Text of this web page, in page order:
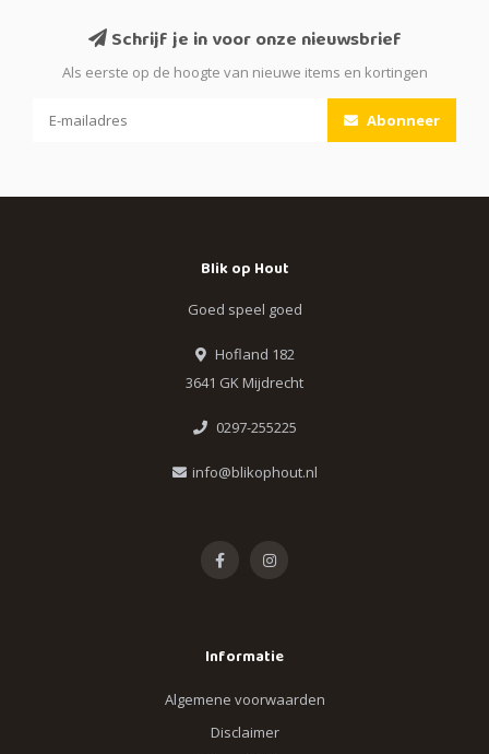
Schrijf je in voor onze nieuwsbrief
Als eerste op de hoogte van nieuwe items en kortingen
Abonneer
Blik op Hout
Goed speel goed
Hofland 182
3641 GK Mijdrecht
0297-255225
info@blikophout.nl
Informatie
Algemene voorwaarden
Disclaimer